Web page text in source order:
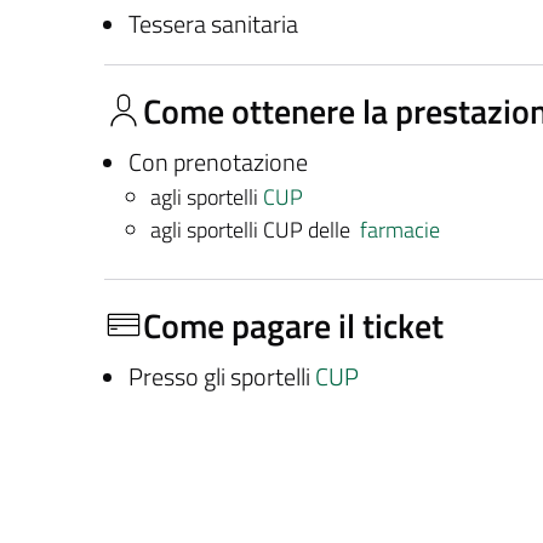
Tessera sanitaria
Come ottenere la
Con prenotazione
agli sportelli CUP
agli sportelli CUP delle farmacie
Come pagare il ticket
Presso gli sportelli CUP